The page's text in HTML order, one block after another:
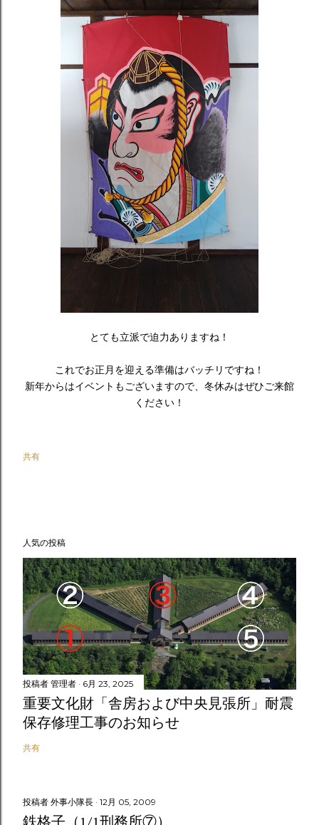
とても立派で迫力ありますね！
これでお正月を迎える準備はバッチリですね！
新年からはイベントもございますので、冬休みはぜひご来館
ください！
共有
人気の投稿
投稿者 管理者 6月 23, 2025
重要文化財「舎房および中央見張所」耐震
保存修理工事のお知らせ
共有
投稿者 外事小隊長 12月 05, 2009
鉄格子（1/1刑務所⑦）